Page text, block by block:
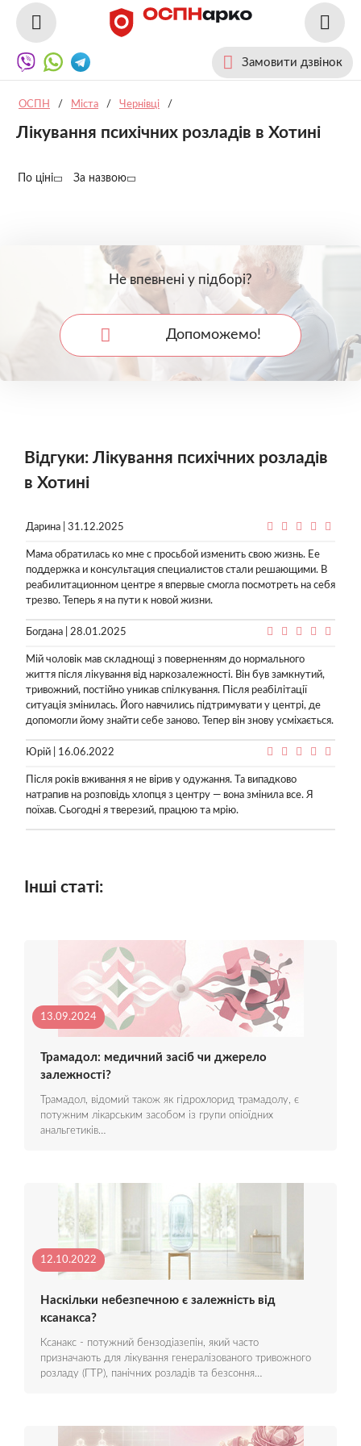
Замовити дзвінок
ОСПН / Міста / Чернівці /
Лікування психічних розладів в Хотині
По ціні За назвою
Не впевнені у підборі?
Допоможемо!
Відгуки: Лікування психічних розладів
в Хотині
Дарина | 31.12.2025
Мама обратилась ко мне с просьбой изменить свою жизнь. Ее
поддержка и консультация специалистов стали решающими. В
реабилитационном центре я впервые смогла посмотреть на себя
трезво. Теперь я на пути к новой жизни.
Богдана | 28.01.2025
Мій чоловік мав складнощі з поверненням до нормального
життя після лікування від наркозалежності. Він був замкнутий,
тривожний, постійно уникав спілкування. Після реабілітації
ситуація змінилась. Його навчились підтримувати у центрі, де
допомогли йому знайти себе заново. Тепер він знову усміхається.
Юрій | 16.06.2022
Після років вживання я не вірив у одужання. Та випадково
натрапив на розповідь хлопця з центру — вона змінила все. Я
поїхав. Сьогодні я тверезий, працюю та мрію.
Інші статі:
13.09.2024
Трамадол: медичний засіб чи джерело
залежності?
Трамадол, відомий також як гідрохлорид трамадолу, є
потужним лікарським засобом із групи опіоїдних
анальгетиків…
12.10.2022
Наскільки небезпечною є залежність від
ксанакса?
Ксанакс - потужний бензодіазепін, який часто
призначають для лікування генералізованого тривожного
розладу (ГТР), панічних розладів та безсоння…